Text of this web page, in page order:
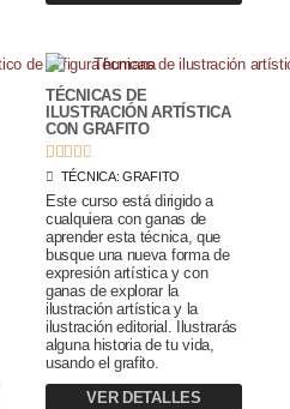
TÉCNICAS DE
ILUSTRACIÓN ARTÍSTICA
CON GRAFITO
    
TÉCNICA:GRAFITO
Este curso está dirigido a
cualquiera con ganas de
aprender esta técnica, que
busque una nueva forma de
expresión artística y con
ganas de explorar la
ilustración artística y la
ilustración editorial. Ilustrarás
alguna historia de tu vida,
usando el grafito.
VER DETALLES